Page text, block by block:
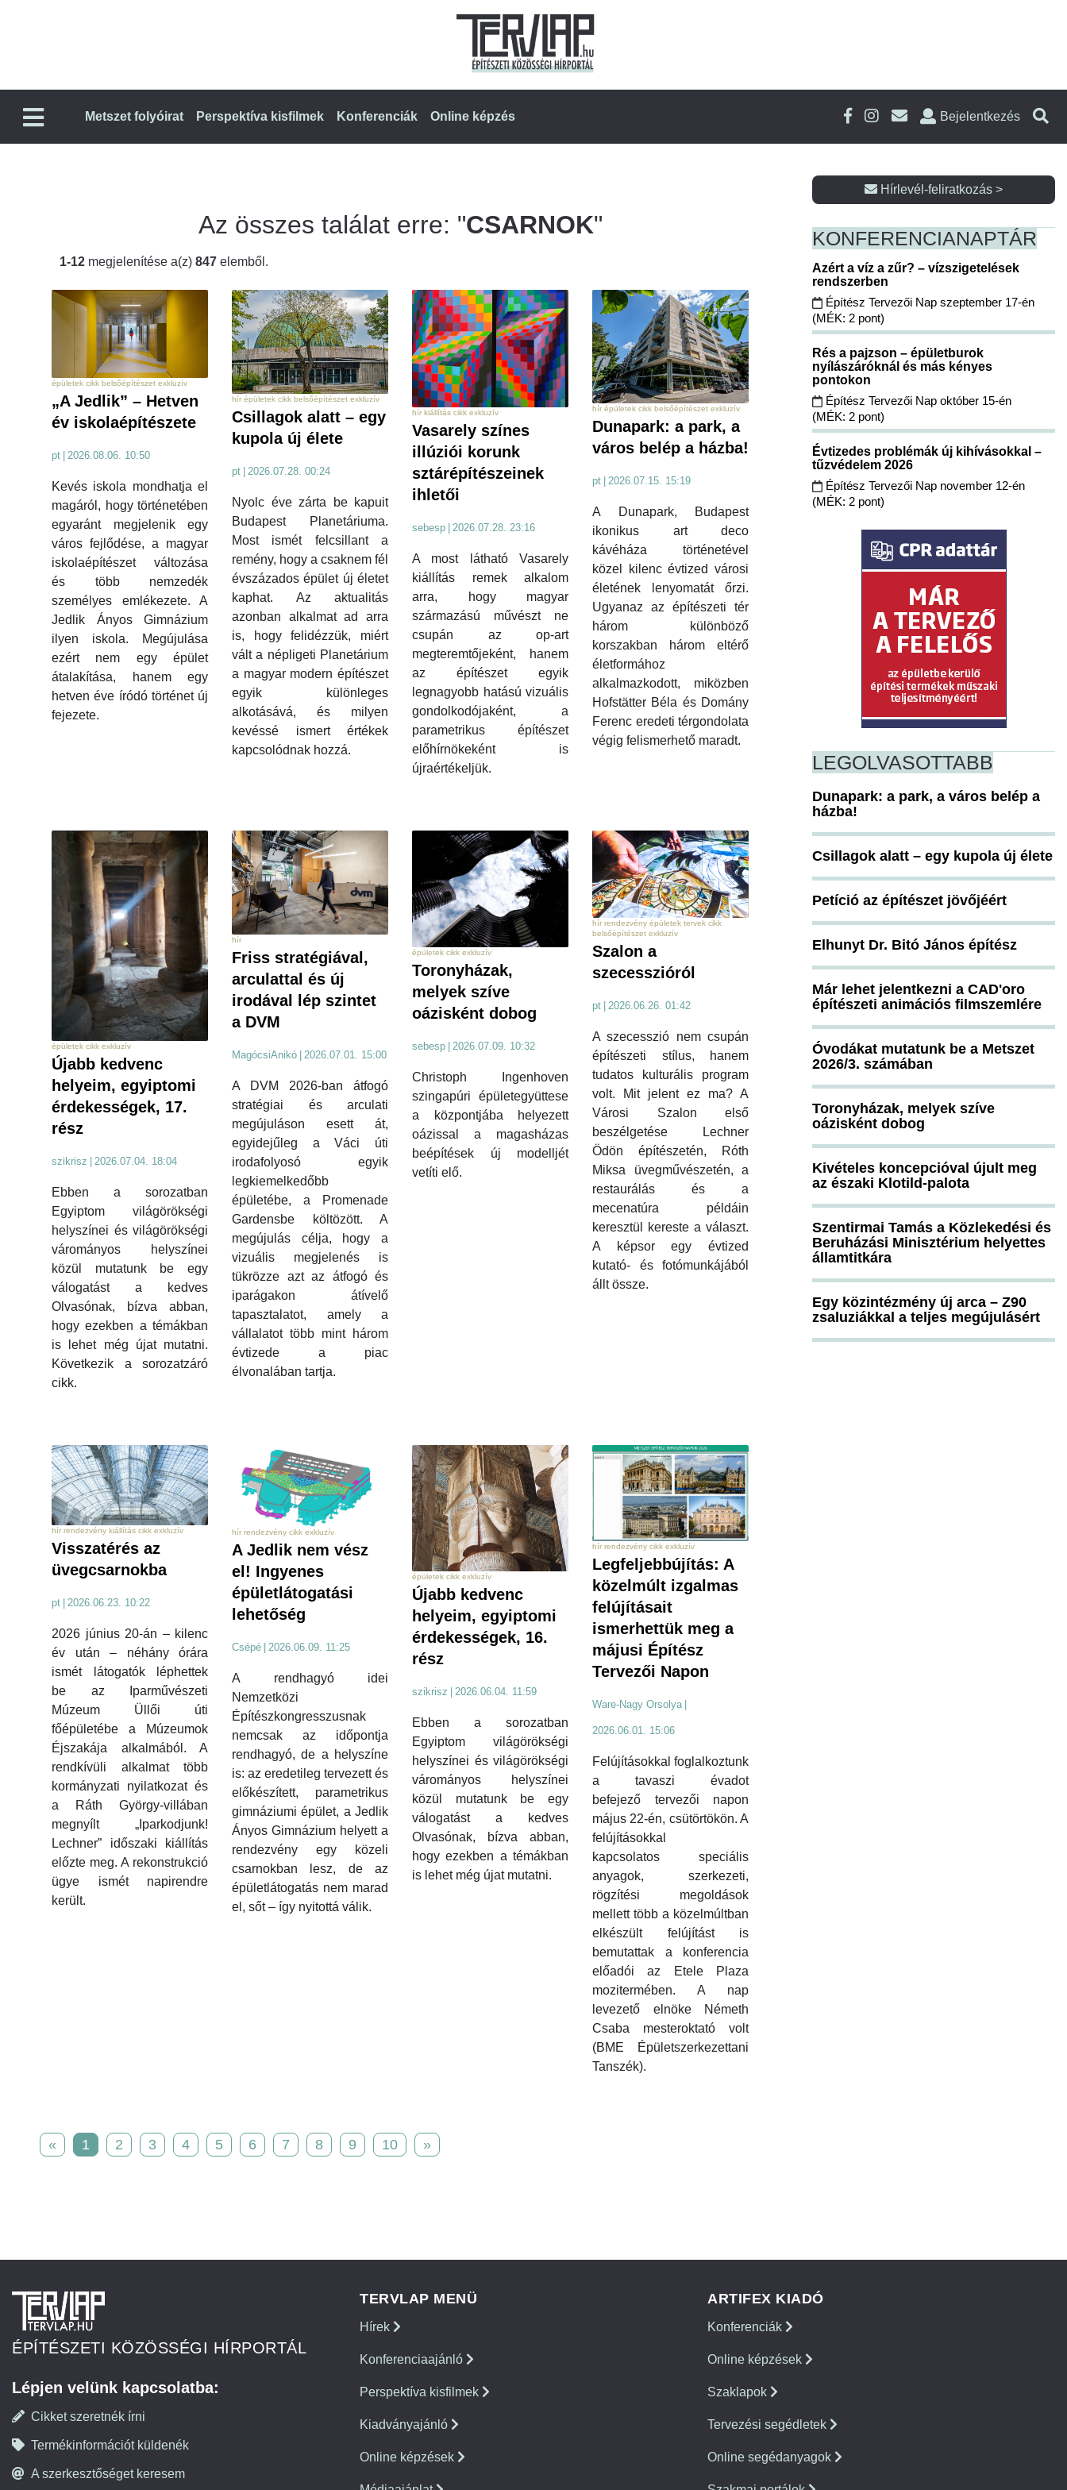
Metszet folyóirat Perspektíva kisfilmek Konferenciák Online képzés Bejelentkezés
Az összes találat erre: "CSARNOK"
1-12 megjelenítése a(z) 847 elemből.
épületek cikk belsőépítészet exkluzív
„A Jedlik” – Hetven
év iskolaépítészete
pt | 2026.08.06. 10:50
Kevés iskola mondhatja el
magáról, hogy történetében
egyaránt megjelenik egy
város fejlődése, a magyar
iskolaépítészet változása
és több nemzedék
személyes emlékezete. A
Jedlik Ányos Gimnázium
ilyen iskola. Megújulása
ezért nem egy épület
átalakítása, hanem egy
hetven éve íródó történet új
fejezete.
hír épületek cikk belsőépítészet exkluzív
Csillagok alatt – egy
kupola új élete
pt 2026.07.28. 00:24
Nyolc éve zárta be kapuit
Budapest Planetáriuma.
Most ismét felcsillant a
remény, hogy a csaknem fél
évszázados épület új életet
kaphat. Az aktualitás
azonban alkalmat ad arra
is, hogy felidézzük, miért
vált a népligeti Planetárium
a magyar modern építészet
egyik különleges
alkotásává, és milyen
kevéssé ismert értékek
kapcsolódnak hozzá.
hír kiállítás cikk exkluzív
Vasarely színes
illúziói korunk
sztárépítészeinek
ihletői
sebesp | 2026.07.28. 23:16
A most látható Vasarely
kiállítás remek alkalom
arra, hogy magyar
származású művészt ne
csupán az op-art
megteremtőjeként, hanem
az építészet egyik
legnagyobb hatású vizuális
gondolkodójaként, a
parametrikus építészet
előhírnökeként is
újraértékeljük.
hír épületek cikk belsőépítészet exkluzív
Dunapark: a park, a
város belép a házba!
pt 2026.07.15. 15:19
A Dunapark, Budapest
ikonikus art deco
kávéháza történetével
közel kilenc évtized városi
életének lenyomatát őrzi.
Ugyanaz az építészeti tér
három különböző
korszakban három eltérő
életformához
alkalmazkodott, miközben
Hofstätter Béla és Domány
Ferenc eredeti térgondolata
végig felismerhető maradt.
épületek cikk exkluzív
Újabb kedvenc
helyeim, egyiptomi
érdekességek, 17.
rész
szikrisz 2026.07.04. 18:04
Ebben a sorozatban
Egyiptom világörökségi
helyszínei és világörökségi
várományos helyszínei
közül mutatunk be egy
válogatást a kedves
Olvasónak, bízva abban,
hogy ezekben a témákban
is lehet még újat mutatni.
Következik a sorozatzáró
cikk.
hír
Friss stratégiával,
arculattal és új
irodával lép szintet
a DVM
MagócsiAnikó 2026.07.01. 15:00
A DVM 2026-ban átfogó
stratégiai és arculati
megújuláson esett át,
egyidejűleg a Váci úti
irodafolyosó egyik
legkiemelkedőbb
épületébe, a Promenade
Gardensbe költözött. A
megújulás célja, hogy a
vizuális megjelenés is
tükrözze azt az átfogó és
iparágakon átívelő
tapasztalatot, amely a
vállalatot több mint három
évtizede a piac
élvonalában tartja.
épületek cikk exkluzív
Toronyházak,
melyek szíve
oázisként dobog
sebesp 2026.07.09. 10:32
Christoph Ingenhoven
szingapúri épületegyüttese
a központjába helyezett
oázissal a magasházas
beépítések új modelljét
vetíti elő.
hír rendezvény épületek tervek cikk
belsőépítészet exkluzív
Szalon a
szecesszióról
pt 2026.06.26. 01:42
A szecesszió nem csupán
építészeti stílus, hanem
tudatos kulturális program
volt. Mit jelent ez ma? A
Városi Szalon első
beszélgetése Lechner
Ödön építészetén, Róth
Miksa üvegművészetén, a
restaurálás és a
mecenatúra példáin
keresztül kereste a választ.
A képsor egy évtized
kutató- és fotómunkájából
állt össze.
hír rendezvény kiállítás cikk exkluzív
Visszatérés az
üvegcsarnokba
pt 2026.06.23. 10:22
2026 június 20-án – kilenc
év után – néhány órára
ismét látogatók léphettek
be az Iparművészeti
Múzeum Üllői úti
főépületébe a Múzeumok
Éjszakája alkalmából. A
rendkívüli alkalmat több
kormányzati nyilatkozat és
a Ráth György-villában
megnyílt „Iparkodjunk!
Lechner” időszaki kiállítás
előzte meg. A rekonstrukció
ügye ismét napirendre
került.
hír rendezvény cikk exkluzív
A Jedlik nem vész
el! Ingyenes
épületlátogatási
lehetőség
Csépé 2026.06.09. 11:25
A rendhagyó idei
Nemzetközi
Építészkongresszusnak
nemcsak az időpontja
rendhagyó, de a helyszíne
is: az eredetileg tervezett és
előkészített, parametrikus
gimnáziumi épület, a Jedlik
Ányos Gimnázium helyett a
rendezvény egy közeli
csarnokban lesz, de az
épületlátogatás nem marad
el, sőt – így nyitottá válik.
épületek cikk exkluzív
Újabb kedvenc
helyeim, egyiptomi
érdekességek, 16.
rész
szikrisz | 2026.06.04. 11:59
Ebben a sorozatban
Egyiptom világörökségi
helyszínei és világörökségi
várományos helyszínei
közül mutatunk be egy
válogatást a kedves
Olvasónak, bízva abban,
hogy ezekben a témákban
is lehet még újat mutatni.
hír rendezvény cikk exkluzív
Legfeljebbújítás: A
közelmúlt izgalmas
felújításait
ismerhettük meg a
májusi Építész
Tervezői Napon
Ware-Nagy Orsolya
2026.06.01. 15:06
Felújításokkal foglalkoztunk
a tavaszi évadot
befejező tervezői napon
május 22-én, csütörtökön. A
felújításokkal
kapcsolatos speciális
anyagok, szerkezeti,
rögzítési megoldások
mellett több a közelmúltban
elkészült felújítást is
bemutattak a konferencia
előadói az Etele Plaza
mozitermében. A nap
levezető elnöke Németh
Csaba mesteroktató volt
(BME Épületszerkezettani
Tanszék).
« 1 2 3 4 5 6 7 8 9 10 »
Hírlevél-feliratkozás >
KONFERENCIANAPTÁR
Azért a víz a zűr? – vízszigetelések
rendszerben
Építész Tervezői Nap szeptember 17-én
(MÉK: 2 pont)
Rés a pajzson – épületburok
nyílászáróknál és más kényes
pontokon
Építész Tervezői Nap október 15-én
(MÉK: 2 pont)
Évtizedes problémák új kihívásokkal –
tűzvédelem 2026
Építész Tervezői Nap november 12-én
(MÉK: 2 pont)
LEGOLVASOTTABB
Dunapark: a park, a város belép a
házba!
Csillagok alatt – egy kupola új élete
Petíció az építészet jövőjéért
Elhunyt Dr. Bitó János építész
Már lehet jelentkezni a CAD'oro
építészeti animációs filmszemlére
Óvodákat mutatunk be a Metszet
2026/3. számában
Toronyházak, melyek szíve
oázisként dobog
Kivételes koncepcióval újult meg
az északi Klotild-palota
Szentirmai Tamás a Közlekedési és
Beruházási Minisztérium helyettes
államtitkára
Egy közintézmény új arca – Z90
zsaluziákkal a teljes megújulásért
ÉPÍTÉSZETI KÖZÖSSÉGI HÍRPORTÁL
Lépjen velünk kapcsolatba:
Cikket szeretnék írni
Termékinformációt küldenék
A szerkesztőséget keresem
TERVLAP MENÜ
Hírek
Konferenciaajánló
Perspektíva kisfilmek
Kiadványajánló
Online képzések
ARTIFEX KIADÓ
Konferenciák
Online képzések
Szaklapok
Tervezési segédletek
Online segédanyagok